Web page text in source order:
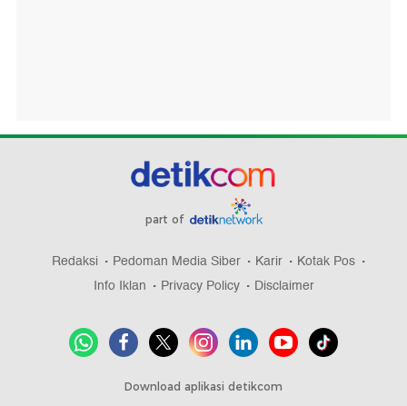
part of
Redaksi Pedoman Media Siber Karir
Kotak Pos
Info Iklan
Privacy Policy Disclaimer
Download aplikasi detikcom